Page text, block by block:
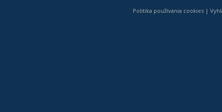
Politika používania cookies |